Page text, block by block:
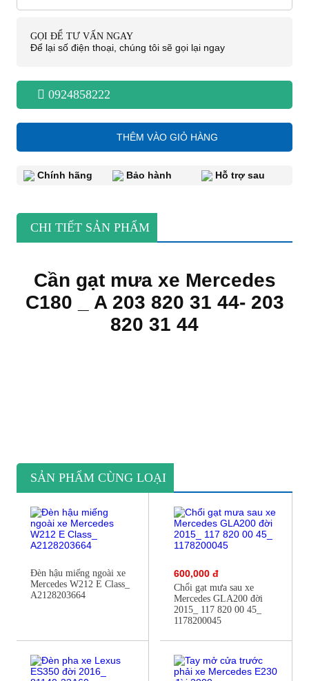
GỌI ĐỂ TƯ VẤN NGAY
Để lại số điện thoại, chúng tôi sẽ gọi lại ngay
0924858222
THÊM VÀO GIỎ HÀNG
Chính hãng Bảo hành Hỗ trợ sau
CHI TIẾT SẢN PHẨM
Cần gạt mưa xe Mercedes
C180 _ A 203 820 31 44- 203
820 31 44
SẢN PHẨM CÙNG LOẠI
Đèn hậu miếng ngoài xe
Mercedes W212 E Class_
A2128203664
600,000 đ
Chổi gạt mưa sau xe
Mercedes GLA200 đời
2015_ 117 820 00 45_
1178200045